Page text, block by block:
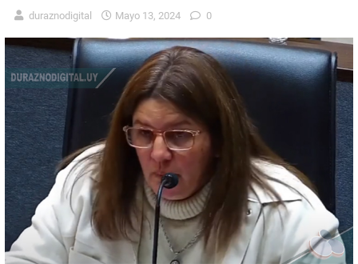
duraznodigital Mayo 13, 2024 0